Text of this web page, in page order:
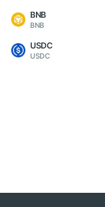
BNB
BNB
USDC
USDC